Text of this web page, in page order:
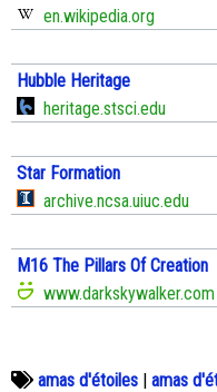
en.wikipedia.org
Hubble Heritage
heritage.stsci.edu
Star Formation
archive.ncsa.uiuc.edu
M16 The Pillars Of Creation
www.darkskywalker.com
amas d'étoiles | amas